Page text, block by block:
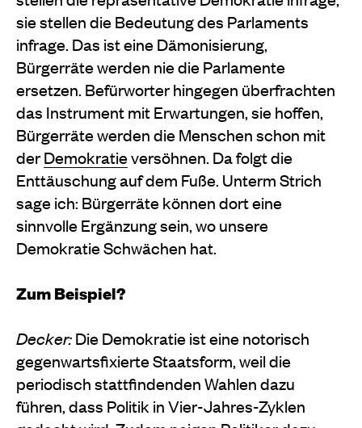
sie stellen die Bedeutung des Parlaments
infrage. Das ist eine Dämonisierung,
Bürgerräte werden nie die Parlamente
ersetzen. Befürworter hingegen überfrachten
das Instrument mit Erwartungen, sie hoffen,
Bürgerräte werden die Menschen schon mit
derDemokratieversöhnen. Da folgt die
Enttäuschung auf dem Fuße. Unterm Strich
sage ich: Bürgerräte können dort eine
sinnvolle Ergänzung sein, wo unsere
Demokratie Schwächen hat.
Zum Beispiel?
Decker:Die Demokratie ist eine notorisch
gegenwartsfixierte Staatsform, weil die
periodisch stattfindenden Wahlen dazu
führen, dass Politik in Vier-Jahres-Zyklen